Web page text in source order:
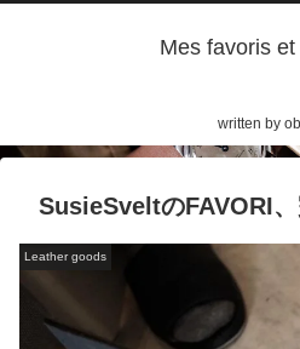
Mes favoris
written by
SusieSveltのFAVORI、
Leather goods